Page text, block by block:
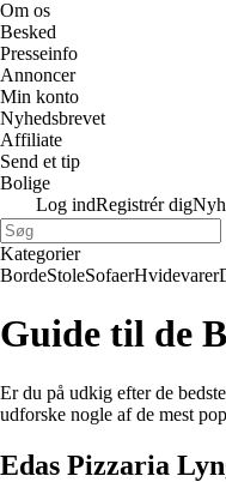
Om os
Besked
Presseinfo
Annoncer
Min konto
Nyhedsbrevet
Affiliate
Send et tip
Bolige
Log indRegistrér dig
Kategorier
BordeStoleSofaerHvidevarer
Guide til de
Er du på udkig efter de
udforske nogle af de mest
Edas Pizzaria